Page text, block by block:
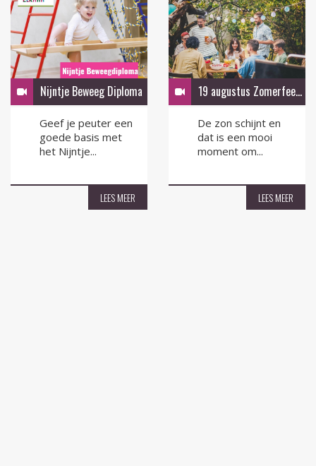
Nijntje Beweeg Diploma
Geef je peuter een
goede basis met
het Nijntje...
LEES MEER
19 augustus Zomerfeest in de tuin
De zon schijnt en
dat is een mooi
moment om...
LEES MEER